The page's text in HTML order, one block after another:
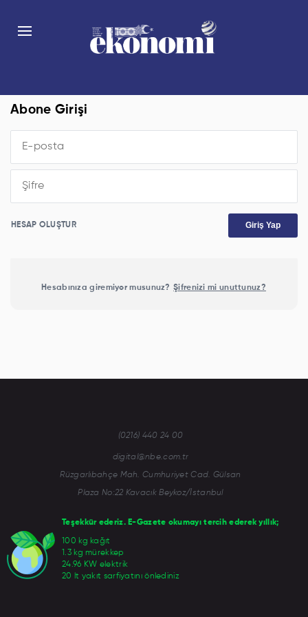
Abone Girişi
HESAP OLUŞTUR Giriş Yap
Hesabınıza giremiyor musunuz? Şifrenizi mi unuttunuz?
Teşekkür ederiz. E-Gazete okumayı tercih ederek yıllık;
100 kg kağıt
1.3 kg mürekkep
24.96 KW elektrik
20 lt yakıt sarfiyatını önlediniz
(0216) 440 24 00
digital@nbe.com.tr
Rüzgarlıbahçe Mah. Cumhuriyet Cad. Gülsan
Plaza No:22 Kavacık Beykoz/İstanbul